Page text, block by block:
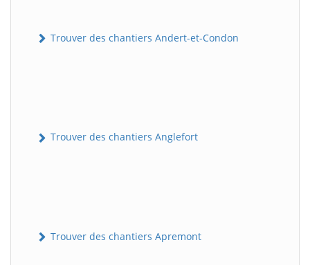
Trouver des chantiers Andert-et-Condon
Trouver des chantiers Anglefort
Trouver des chantiers Apremont